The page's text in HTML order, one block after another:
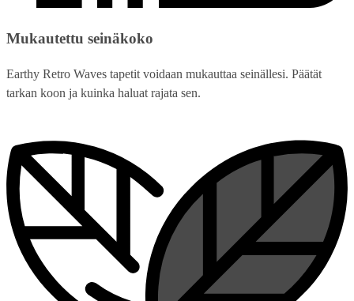
Mukautettu seinäkoko
Earthy Retro Waves tapetit voidaan mukauttaa seinällesi. Päätät
tarkan koon ja kuinka haluat rajata sen.